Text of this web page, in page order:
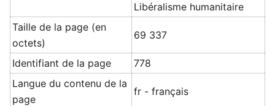
Libéralisme humanitaire
Taille de la page (en
octets)
69 337
Identifiant de la page
778
Langue du contenu de la
page
fr - français